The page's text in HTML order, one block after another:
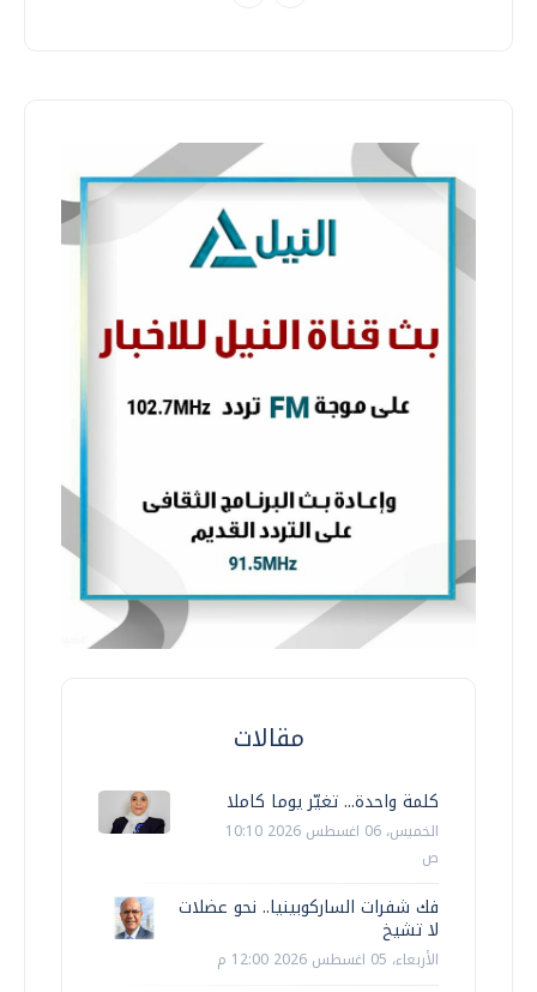
مقالات
كلمة واحدة... تغيّر يوما كاملا
الخميس، 06 اغسطس 2026 10:10
ص
فك شفرات الساركوبينيا.. نحو عضلات
لا تشيخ
الأربعاء، 05 اغسطس 2026 12:00 م